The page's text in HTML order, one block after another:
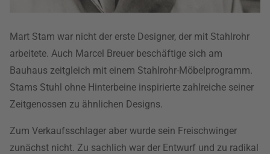
Mart Stam war nicht der erste Designer, der mit Stahlrohr
arbeitete. Auch Marcel Breuer beschäftige sich am
Bauhaus zeitgleich mit einem Stahlrohr-Möbelprogramm.
Stams Stuhl ohne Hinterbeine inspirierte zahlreiche seiner
Zeitgenossen zu ähnlichen Designs.
Zum Verkaufsschlager aber wurde sein Freischwinger
zunächst nicht. Zu sachlich war der Entwurf und zu radikal